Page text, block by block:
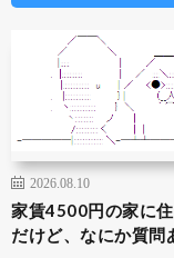
2026.08.10
家賃4500円の家に
だけど、なにか質問